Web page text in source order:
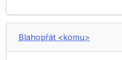
Blahopřát <komu>